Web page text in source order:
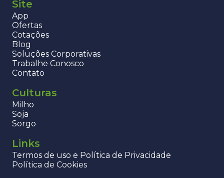
Site
App
Ofertas
Cotações
Blog
Soluções Corporativas
Trabalhe Conosco
Contato
Culturas
Milho
Soja
Sorgo
Links
Termos de uso e Política de Privacidade
Política de Cookies